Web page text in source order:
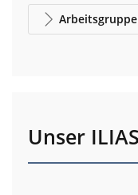
Unser